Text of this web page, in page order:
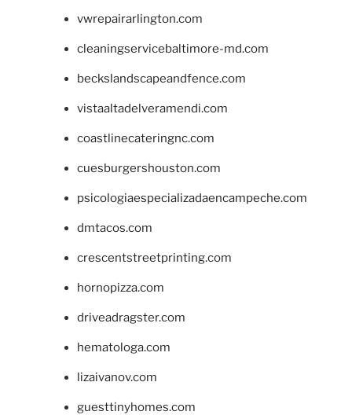
vwrepairarlington.com
cleaningservicebaltimore-md.com
beckslandscapeandfence.com
vistaaltadelveramendi.com
coastlinecateringnc.com
cuesburgershouston.com
psicologiaespecializadaencampeche.com
dmtacos.com
crescentstreetprinting.com
hornopizza.com
driveadragster.com
hematologa.com
lizaivanov.com
guesttinyhomes.com